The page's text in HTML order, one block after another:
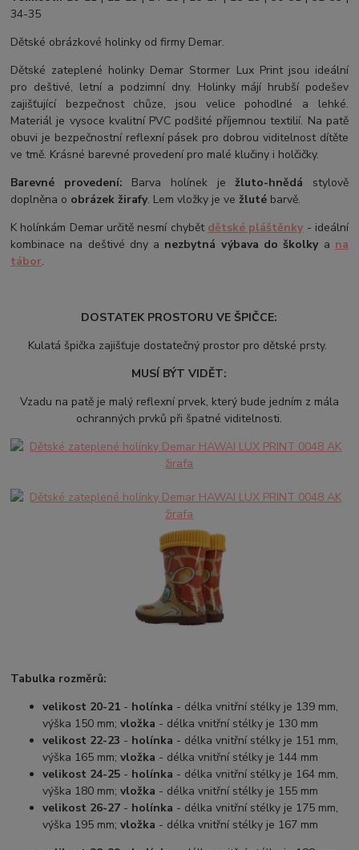
34-35
Dětské obrázkové holinky od firmy Demar.
Dětské zateplené holinky Demar Stormer Lux Print jsou ideální
pro deštivé, letní a podzimní dny. Holinky májí hrubší podešev
zajišťující bezpečnost chůze, jsou velice pohodlné a lehké.
Materiál je vysoce kvalitní PVC podšité příjemnou textilií. Na patě
obuvi je bezpečnostní reflexní pásek pro dobrou viditelnost dítěte
ve tmě. Krásné barevné provedení pro malé klučiny i holčičky.
Barevné provedení: Barva holínek ježluto-hnědá stylově
doplněna o obrázek žirafy. Lem vložky je vežluté barvě.
K holínkám Demar určitě nesmí chybět dětské pláštěnky - ideální
kombinace na deštivé dny a nezbytná výbava do školkya na
tábor.
DOSTATEK PROSTORU VE ŠPIČCE:
Kulatá špička zajišťuje dostatečný prostor pro dětské prsty.
MUSÍ BÝT VIDĚT:
Vzadu na patě je malý reflexní prvek, který bude jedním z mála
ochranných prvků při špatné viditelnosti.
Tabulka rozměrů:
velikost 20-21 - holínka - délka vnitřní stélky je 139 mm,
výška 150 mm;vložka - délka vnitřní stélky je 130 mm
velikost 22-23 - holínka - délka vnitřní stélky je 151 mm,
výška 165 mm;vložka - délka vnitřní stélky je 144 mm
velikost 24-25 - holínka - délka vnitřní stélky je 164 mm,
výška 180 mm;vložka - délka vnitřní stélky je 155 mm
velikost 26-27 - holínka - délka vnitřní stélky je 175 mm,
výška 195 mm;vložka - délka vnitřní stélky je 167 mm